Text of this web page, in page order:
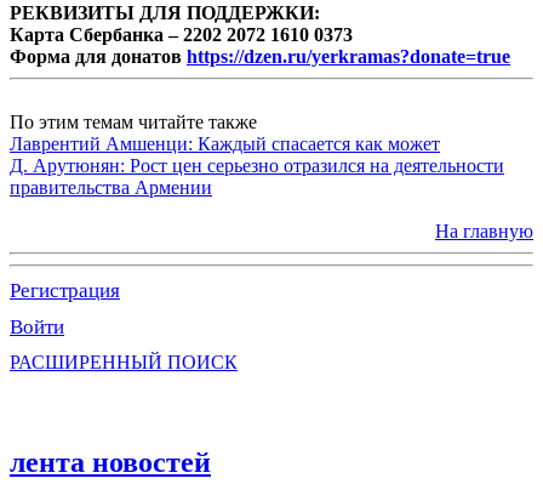
РЕКВИЗИТЫ ДЛЯ ПОДДЕРЖКИ:
Карта Сбербанка – 2202 2072 1610 0373
Форма для донатов https://dzen.ru/yerkramas?donate=true
По этим темам читайте также
Лаврентий Амшенци: Каждый спасается как может
Д. Арутюнян: Рост цен серьезно отразился на деятельности
правительства Армении
На главную
Регистрация
Войти
РАСШИРЕННЫЙ ПОИСК
лента новостей